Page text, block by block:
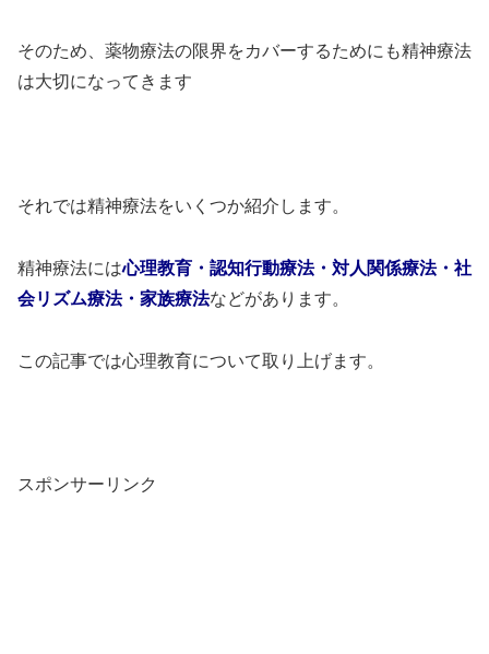
そのため、薬物療法の限界をカバーするためにも精神療法
は大切になってきます
それでは精神療法をいくつか紹介します。
精神療法には心理教育・認知行動療法・対人関係療法・社
会リズム療法・家族療法などがあります。
この記事では心理教育について取り上げます。
スポンサーリンク